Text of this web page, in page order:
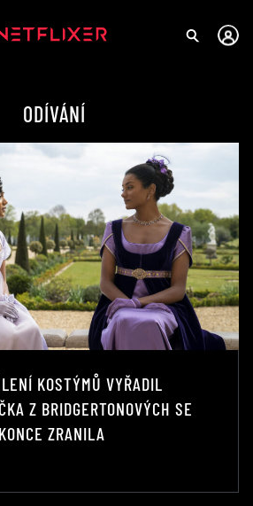
ODÍVÁNÍ
KOSTÝMŮ VYŘADIL
Z BRIDGERTONOVÝCH SE
ZRANILA